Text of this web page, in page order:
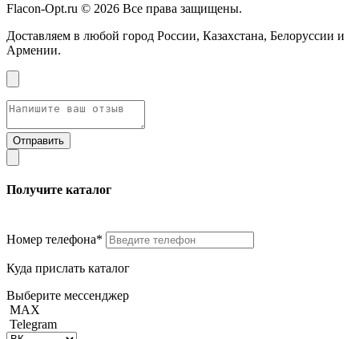
Flacon-Opt.ru © 2026 Все права защищены.
Доставляем в любой город России, Казахстана, Белоруссии и
Армении.
Получите каталог
Номер телефона*
Куда прислать каталог
Выберите мессенджер
MAX
Telegram